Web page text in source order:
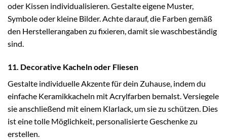
oder Kissen individualisieren. Gestalte eigene Muster,
Symbole oder kleine Bilder. Achte darauf, die Farben gemäß
den Herstellerangaben zu fixieren, damit sie waschbeständig
sind.
11. Decorative Kacheln oder Fliesen
Gestalte individuelle Akzente für dein Zuhause, indem du
einfache Keramikkacheln mit Acrylfarben bemalst. Versiegele
sie anschließend mit einem Klarlack, um sie zu schützen. Dies
ist eine tolle Möglichkeit, personalisierte Geschenke zu
erstellen.